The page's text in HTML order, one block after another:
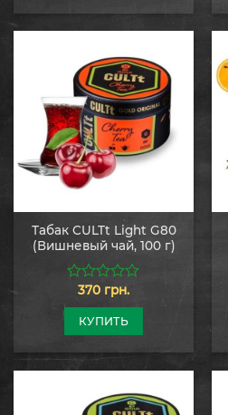
Табак CULTt Light G80
(Вишневый чай, 100 г)
из
370 грн.
КУПИТЬ